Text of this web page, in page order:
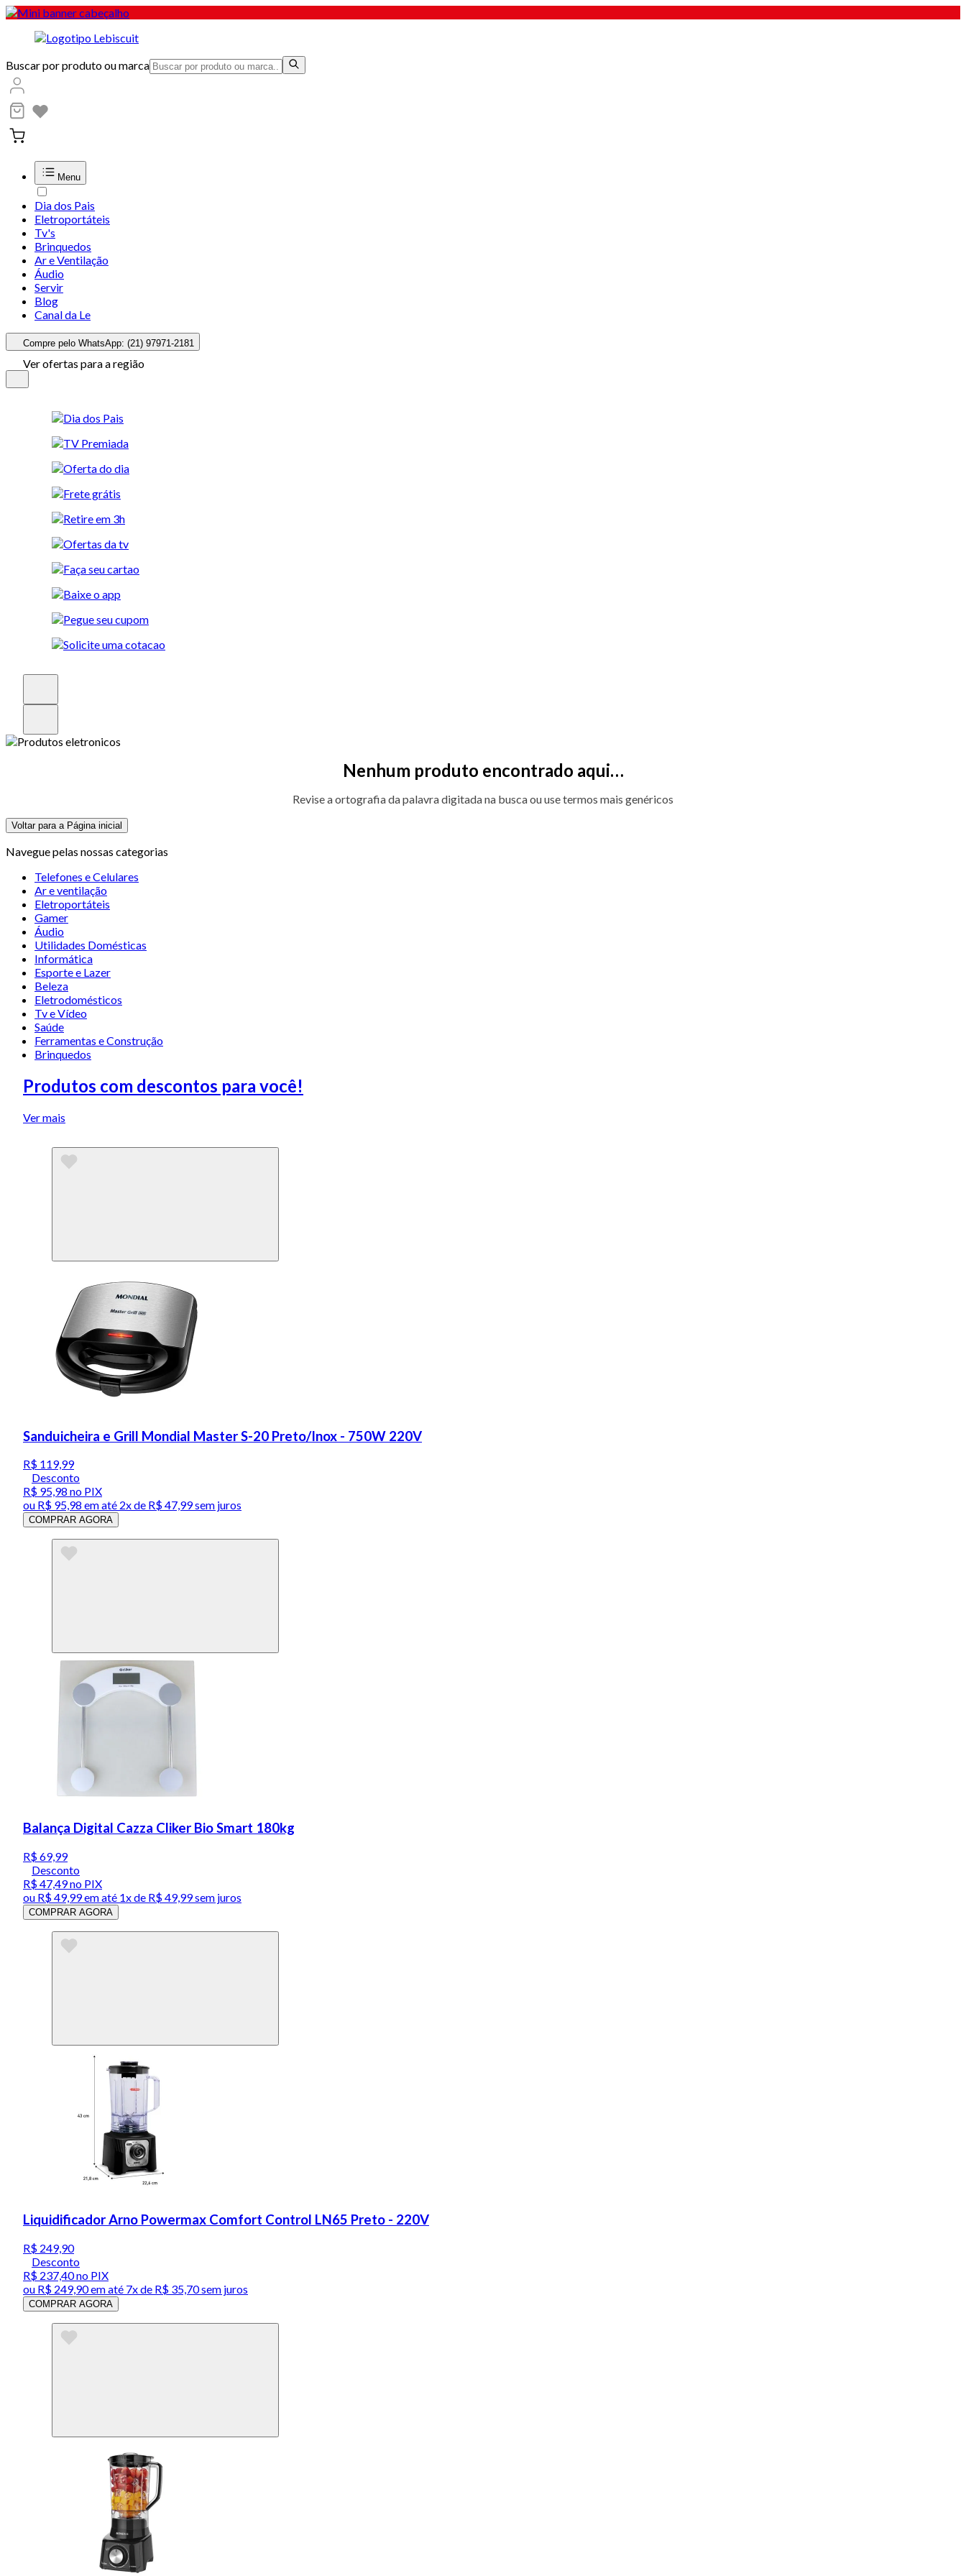
Buscar por produto ou marca
Menu
Dia dos Pais
Eletroportáteis
Tv's
Brinquedos
Ar e Ventilação
Áudio
Servir
Blog
Canal da Le
Compre pelo WhatsApp: (21) 97971-2181
Ver ofertas para a região
Nenhum produto encontrado aqui…
Revise a ortografia da palavra digitada na busca ou use termos mais genéricos
Voltar para a Página inicial
Navegue pelas nossas categorias
Telefones e Celulares
Ar e ventilação
Eletroportáteis
Gamer
Áudio
Utilidades Domésticas
Informática
Esporte e Lazer
Beleza
Eletrodomésticos
Tv e Vídeo
Saúde
Ferramentas e Construção
Brinquedos
Produtos com descontos para você!
Ver mais
Sanduicheira e Grill Mondial Master S-20 Preto/Inox - 750W 220V
R$ 119,99
Desconto
R$ 95,98 no PIX
ou R$ 95,98 em até 2x de R$ 47,99 sem juros
COMPRAR AGORA
Balança Digital Cazza Cliker Bio Smart 180kg
R$ 69,99
Desconto
R$ 47,49no PIX
ou R$ 49,99em até 1x de R$ 49,99sem juros
COMPRAR AGORA
Liquidificador Arno Powermax Comfort Control LN65 Preto - 220V
R$ 249,90
Desconto
R$ 237,40no PIX
ou R$ 249,90em até 7x de R$ 35,70 sem juros
COMPRAR AGORA